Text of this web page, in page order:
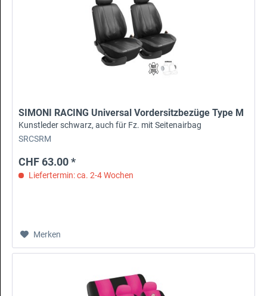
SIMONI RACING Universal Vordersitzbezüge Type M
Kunstleder schwarz, auch für Fz. mit Seitenairbag
SRCSRM
CHF 63.00 *
Liefertermin: ca. 2-4 Wochen
Merken